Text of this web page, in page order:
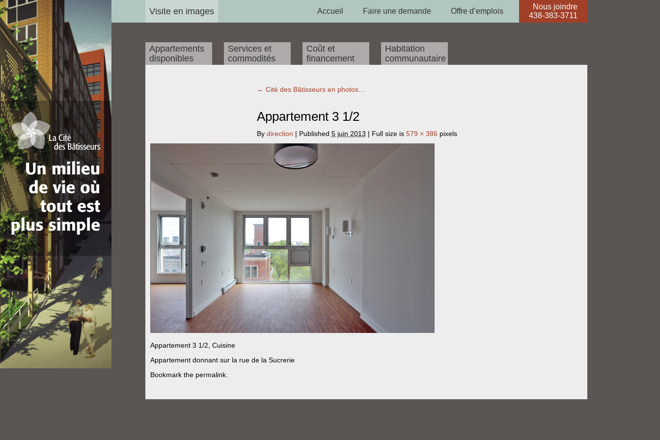
Visite en images Accueil Faire une demande Offre d’emplois
Nous joindre
438-383-3711
Appartements
disponibles
Services et
commodités
Coût et
financement
Habitation
communautaire
← Cité des Bâtisseurs en photos…
Appartement 3 1/2
By direction | Published 5 juin 2013 | Full size is 579 × 386 pixels
Appartement 3 1/2, Cuisine
Appartement donnant sur la rue de la Sucrerie
Bookmark the permalink.